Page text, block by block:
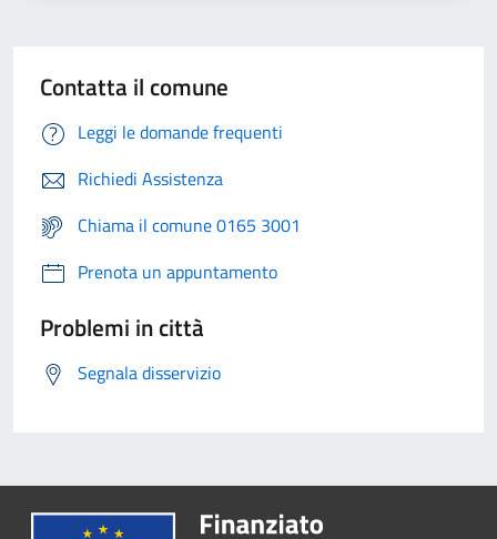
Contatta il comune
Leggi le domande frequenti
Richiedi Assistenza
Chiama il comune 0165 3001
Prenota un appuntamento
Problemi in città
Segnala disservizio